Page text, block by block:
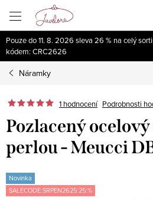
obsah
Pouze do 11. 8. 2026 sleva 26 % na celý
kódem: CRC2626
Náramky
1 hodnocení Podrobnosti
Pozlacený
perlou - Meucci
Novinka
SALECODE:SRPEN2625:25:%